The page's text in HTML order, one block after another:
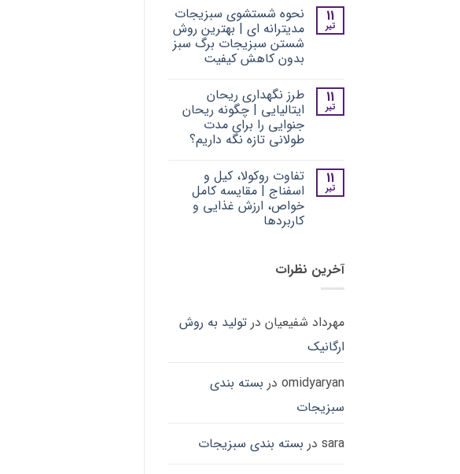
کامل
استفاده
از
گل‌های
خوراکی
در
دسر،
نوشیدنی
و
دمنوش
برای
گل
خوراکی
چیست؟
راهنمای
کامل
انواع
گل‌های
خوراکی
و
کاربرد
آن‌ها
ثبت
نشده 11
تیر
نحوه شستشوی سبزیجات
مدیترانه‌ ای | بهترین روش
شستن سبزیجات برگ سبز
بدون کاهش کیفیت
دیدگاهی
برای
نحوه
شستشوی
سبزیجات
مدیترانه‌
ای
روش
شستن
سبزیجات
برگ
سبز
بدون
ثبت
نشده 11
تیر
طرز نگهداری ریحان
ایتالیایی | چگونه ریحان
جنوایی را برای مدت
طولانی تازه نگه داریم؟
برای
طرز
نگهداری
ریحان
ایتالیایی
|
را
برای
نگه
داریم؟
ثبت
نشده 11
تیر
تفاوت روکولا، کیل و
اسفناج | مقایسه کامل
خواص، ارزش غذایی و
کاربردها
تفاوت
روکولا،
مقایسه
و
کاربردها
نشده
آخرین نظرات
مهرداد شفیعیان در تولید به روش
ارگانیک
omidyaryan در بسته بندی
سبزیجات
sara در بسته بندی سبزیجات